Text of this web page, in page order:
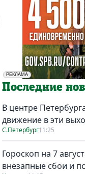
РЕКЛАМА
Социальная реклама
Последние
В центре
движение в эти
С.Петербург11:25
Гороскоп на 7
внезапные сбои и